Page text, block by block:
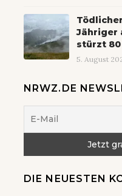
Jähriger
stürzt
5. August
NRWZ.DE
DIE NEUESTEN